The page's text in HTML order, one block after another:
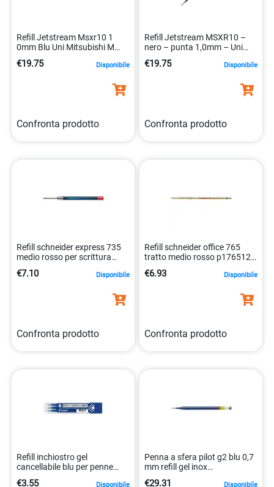
Refill Jetstream Msxr10 1
0mm Blu Uni Mitsubishi M
€19.75 Disponibile
Confronta prodotto
Refill Jetstream MSXR10 –
nero – punta 1,0mm – Uni
Mitsubishi
€19.75 Disponibile
Confronta prodotto
Refill schneider express 735
medio rosso per scrittura
lunga 4004675073624
€7.10 Disponibile
Confronta prodotto
Refill schneider office 765
tratto medio rosso p176512
penne sfera 4004675038944
€6.93 Disponibile
Confronta prodotto
Refill inchiostro gel
cancellabile blu per penne
8007404227691
€3.55 Disponibile
Penna a sfera pilot g2 blu 0,7
mm refill gel inox
4902505163302
€29.31 Disponibile